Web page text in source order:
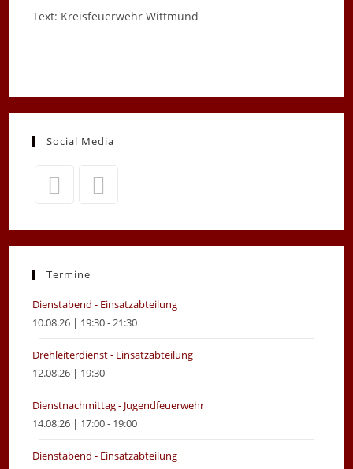
Text: Kreisfeuerwehr Wittmund
Social Media
in
new
in
new
Termine
Dienstabend - Einsatzabteilung
10.08.26 | 19:30 - 21:30
Drehleiterdienst - Einsatzabteilung
12.08.26 | 19:30
Dienstnachmittag - Jugendfeuerwehr
14.08.26 | 17:00 - 19:00
Dienstabend - Einsatzabteilung